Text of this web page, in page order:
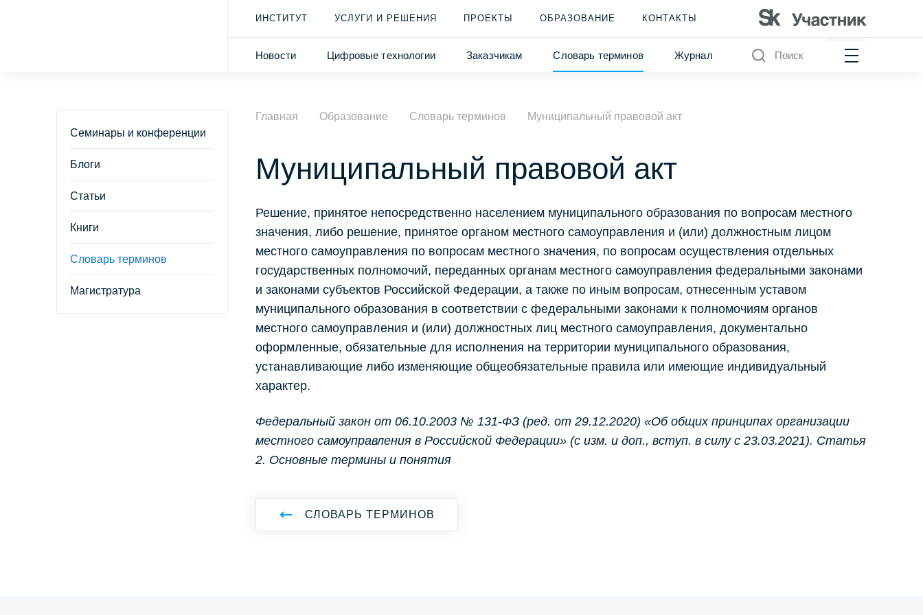
ИНСТИТУТ УСЛУГИ И РЕШЕНИЯ ПРОЕКТЫ ОБРАЗОВАНИЕ КОНТАКТЫ
Новости Цифровые технологии Заказчикам Словарь терминов Журнал Поиск
Семинары и конференции
Блоги
Статьи
Книги
Словарь терминов
Магистратура
Главная Образование Словарь терминов Муниципальный правовой акт
Муниципальный правовой акт
Решение, принятое непосредственно населением муниципального образования по вопросам местного
значения, либо решение, принятое органом местного самоуправления и (или) должностным лицом
местного самоуправления по вопросам местного значения, по вопросам осуществления отдельных
государственных полномочий, переданных органам местного самоуправления федеральными законами
и законами субъектов Российской Федерации, а также по иным вопросам, отнесенным уставом
муниципального образования в соответствии с федеральными законами к полномочиям органов
местного самоуправления и (или) должностных лиц местного самоуправления, документально
оформленные, обязательные для исполнения на территории муниципального образования,
устанавливающие либо изменяющие общеобязательные правила или имеющие индивидуальный
характер.
Федеральный закон от 06.10.2003 № 131-ФЗ (ред. от 29.12.2020) «Об общих принципах организации
местного самоуправления в Российской Федерации» (с изм. и доп., вступ. в силу с 23.03.2021). Статья
2. Основные термины и понятия
СЛОВАРЬ ТЕРМИНОВ